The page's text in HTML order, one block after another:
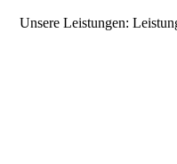
Unsere Leistungen: